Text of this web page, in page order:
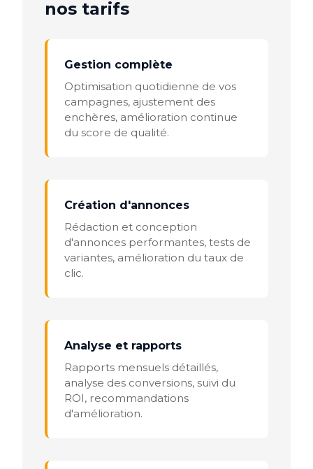
nos tarifs
Gestion complète
Optimisation quotidienne de vos
campagnes, ajustement des
enchères, amélioration continue
du score de qualité.
Création d'annonces
Rédaction et conception
d'annonces performantes, tests de
variantes, amélioration du taux de
clic.
Analyse et rapports
Rapports mensuels détaillés,
analyse des conversions, suivi du
ROI, recommandations
d'amélioration.